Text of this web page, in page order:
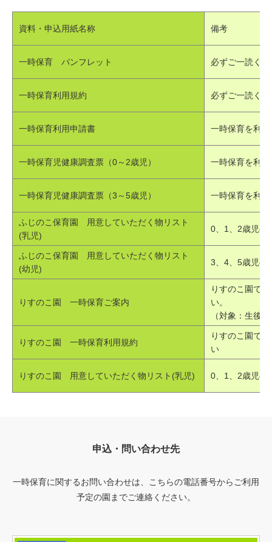
資料・申込用紙名称 備考
一時保育 パンフレット 必ずご一読く
一時保育利用規約 必ずご一読く
一時保育利用申請書 一時保育を利
一時保育児健康調査票（0～2歳児） 一時保育を利
一時保育児健康調査票（3～5歳児） 一時保育を利
ふじのこ保育園 用意していただく物リスト
(乳児)
0、1、2歳児の
ふじのこ保育園 用意していただく物リスト
(幼児)
3、4、5歳児の
りすのこ園 一時保育ご案内
りすのこ園で
い。
（対象：生後6
りすのこ園 一時保育利用規約
りすのこ園で
い
りすのこ園 用意していただく物リスト(乳児) 0、1、2歳児の
申込・問い合わせ先
一時保育に関するお問い合わせは、こちらの電話番号からご利用
予定の園までご連絡ください。